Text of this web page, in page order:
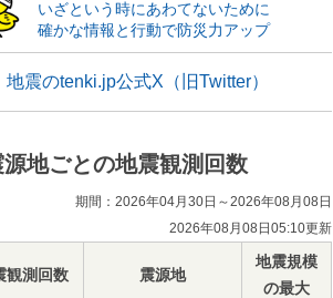
いざという時にあわてないために
確かな情報と行動で防災力アップ
地震のtenki.jp公式X（旧Twitter）
源地ごとの地震観測回数
期間：2026年04月30日～2026年08月08日
2026年08月08日05:10更新
観測回数 震源地
地震規模
の最大